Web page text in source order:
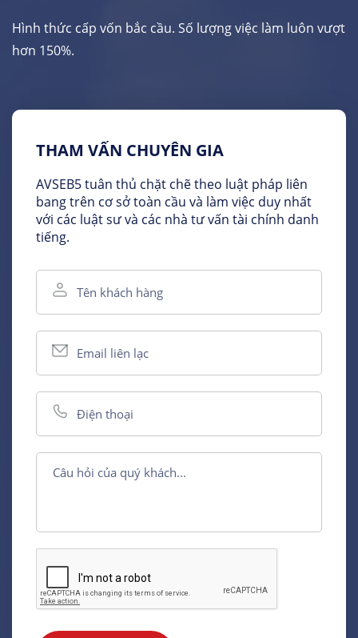
THAM VẤN CHUYÊN GIA
AVSEB5 tuân thủ chặt chẽ theo luật pháp liên
bang trên cơ sở toàn cầu và làm việc duy nhất
với các luật sư và các nhà tư vấn tài chính danh
tiếng.
Hình thức cấp vốn bắc cầu. Số lượng việc làm luôn vượt
hơn 150%.